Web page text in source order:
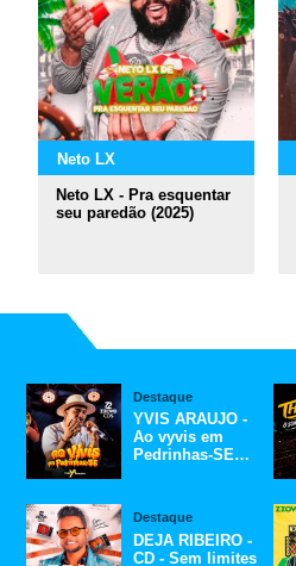
Neto LX
Neto LX - Pra esquentar
seu paredão (2025)
Destaque
YVIS ARAUJO -
Ao vyvis em
Pedrinhas-SE
Destaque
DEJA RIBEIRO -
CD - Sem limites